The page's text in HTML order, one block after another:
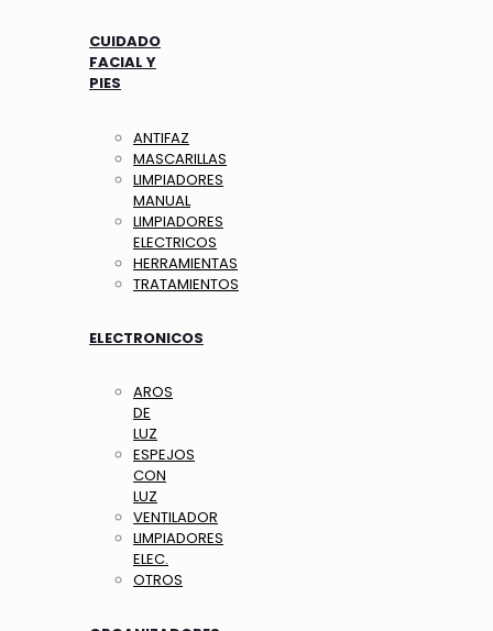
CUIDADO
FACIAL Y
PIES
ANTIFAZ
MASCARILLAS
LIMPIADORES
MANUAL
LIMPIADORES
ELECTRICOS
HERRAMIENTAS
TRATAMIENTOS
ELECTRONICOS
AROS
DE
LUZ
ESPEJOS
CON
LUZ
VENTILADOR
LIMPIADORES
ELEC.
OTROS